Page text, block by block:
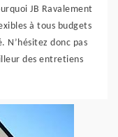
JB Ravalement
à tous budgets
N’hésitez donc pas
des entretiens